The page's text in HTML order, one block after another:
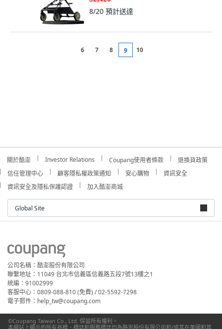
8/20 預計送達
6 7 8 9 10
關於酷澎 Investor Relations Coupang使用者條款
退換貨政策
信任管理中心
顧客隱私權政策通知 安心購物
資訊安全
資訊安全及隱私保護認證
加入酷澎商城
Global Site
公司名稱：酷澎股份有限公司
聯繫地址：11049 台北市信義區信義路五段7號13樓之1
統編：91002999
客服中心：0809-088-810 (免費) / 02-5592-7298
電子郵件：help_tw@coupang.com
©Coupang Taiwan Co., Ltd. 保留所有權利。
本網站上顯示的所有商標、標誌和服務標誌均為酷澎股份有限公司和/或其在美國和其